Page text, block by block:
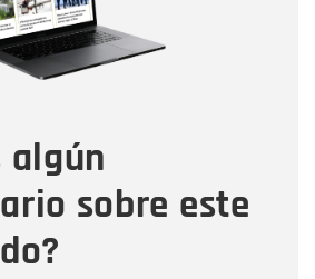
algún
sobre este